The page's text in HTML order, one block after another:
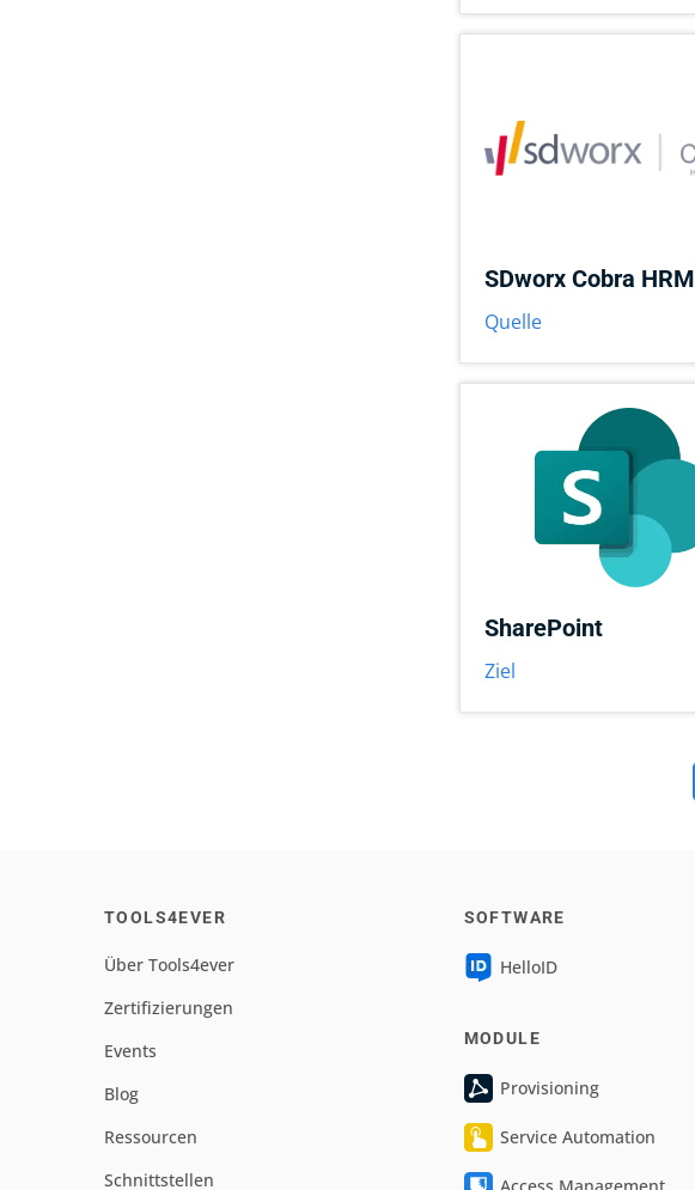
SDworx Cobra HRM
Quelle
SharePoint
Ziel
TOOLS4EVER
Über Tools4ever
Zertifizierungen
Events
Blog
Ressourcen
Schnittstellen
SOFTWARE
HelloID
MODULE
Provisioning
Service Automation